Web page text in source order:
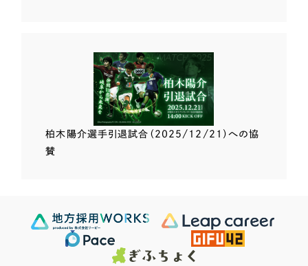
柏木陽介選手引退試合（2025/12/21）への協
賛